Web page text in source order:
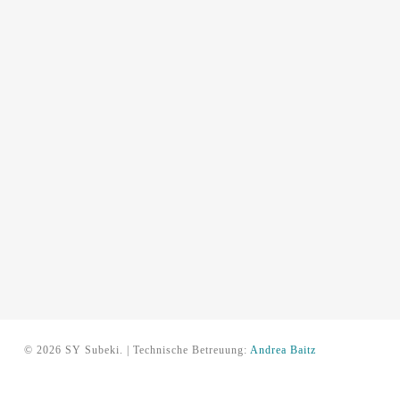
© 2026 SY Subeki. | Technische Betreuung: Andrea Baitz